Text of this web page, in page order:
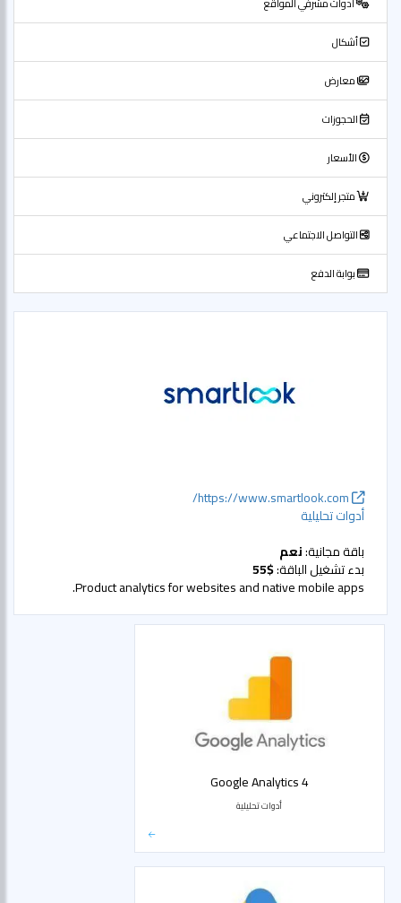
أشكال
معارض
الحجوزات
الأسعار
متجر إلكتروني
التواصل الاجتماعي
بوابة الدفع
أدوات تحليلية
باقة مجانية:نعم
بدء تشغيل الباقة:$55
Product analytics for websites and native mobile apps.
Google Analytics 4
أدوات تحليلية